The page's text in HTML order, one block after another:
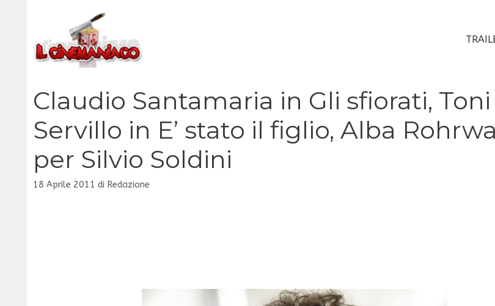
contenuto
Claudio Santamaria in Gli sfiorati, Toni
Servillo in E’ stato il figlio, Alba
per Silvio Soldini
18 Aprile 2011 di Redazione